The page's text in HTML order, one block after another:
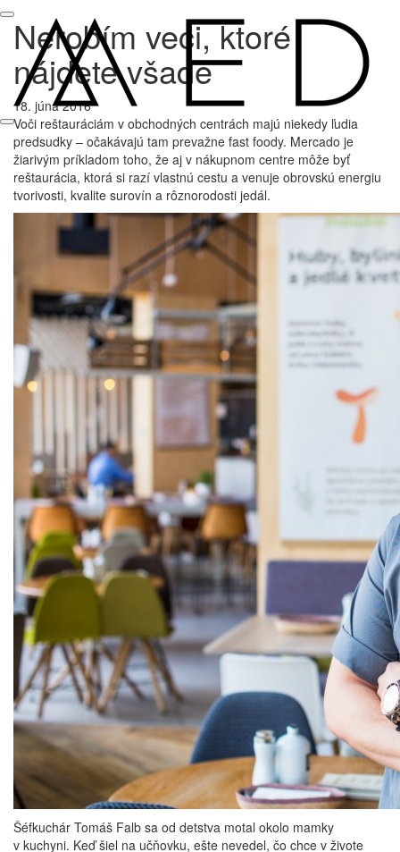
Nerobím veci, ktoré
nájdete všade
18. júna 2016
Voči reštauráciám v obchodných centrách majú niekedy ľudia
predsudky – očakávajú tam prevažne fast foody. Mercado je
žiarivým príkladom toho, že aj v nákupnom centre môže byť
reštaurácia, ktorá si razí vlastnú cestu a venuje obrovskú energiu
tvorivosti, kvalite surovín a rôznorodosti jedál.
Šéfkuchár Tomáš Falb sa od detstva motal okolo mamky
v kuchyni. Keď šiel na učňovku, ešte nevedel, čo chce v živote